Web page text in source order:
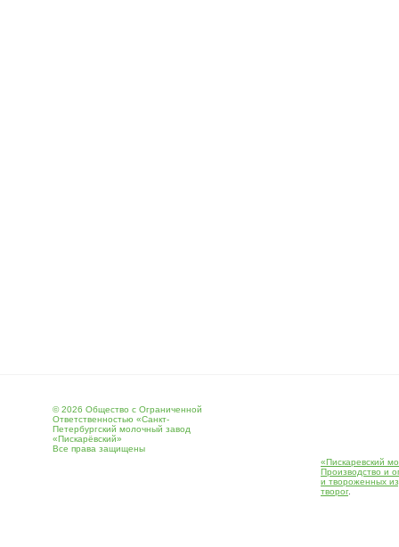
© 2026 Общество с Ограниченной
Ответственностью «Санкт-
Петербургский молочный завод
«Пискарёвский»
Все права защищены
«Пискаревский
Производство и
и твороженных
творог.